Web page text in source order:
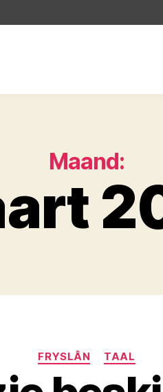
Maand:
Categorieën
FRYSLÂN TAAL